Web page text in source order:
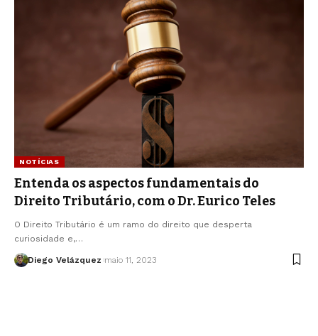
NOTÍCIAS
Entenda os aspectos fundamentais do
Direito Tributário, com o Dr. Eurico Teles
O Direito Tributário é um ramo do direito que desperta
curiosidade e,…
Diego Velázquez maio 11, 2023